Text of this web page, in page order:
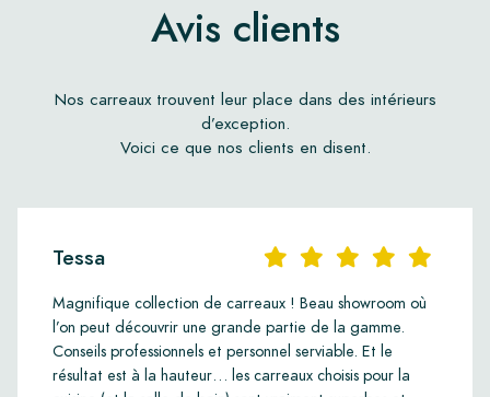
Avis clients
Nos carreaux trouvent leur place dans des intérieurs
d’exception.
Voici ce que nos clients en disent.
Tessa
Magnifique collection de carreaux ! Beau showroom où
l’on peut découvrir une grande partie de la gamme.
Conseils professionnels et personnel serviable. Et le
résultat est à la hauteur… les carreaux choisis pour la